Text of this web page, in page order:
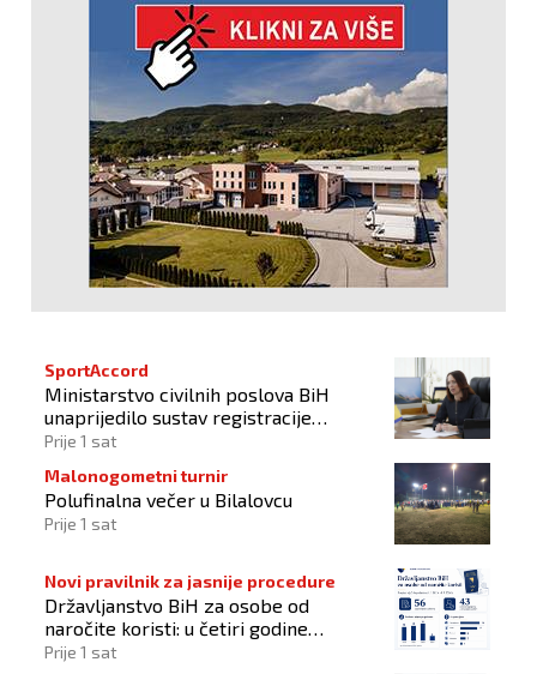
SportAccord
Ministarstvo civilnih poslova BiH
unaprijedilo sustav registracije
sportskih organizacija
Prije 1 sat
Malonogometni turnir
Polufinalna večer u Bilalovcu
Prije 1 sat
Novi pravilnik za jasnije procedure
Državljanstvo BiH za osobe od
naročite koristi: u četiri godine
odobrena 43 zahtjeva
Prije 1 sat